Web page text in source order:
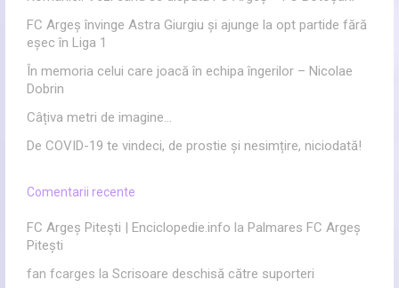
FC Argeș învinge Astra Giurgiu și ajunge la opt partide fără
eșec în Liga 1
În memoria celui care joacă în echipa îngerilor – Nicolae
Dobrin
Câțiva metri de imagine…
De COVID-19 te vindeci, de prostie și nesimțire, niciodată!
Comentarii recente
FC Argeș Pitești | Enciclopedie.info la Palmares FC Argeș
Pitești
fan fcarges la Scrisoare deschisă către suporteri